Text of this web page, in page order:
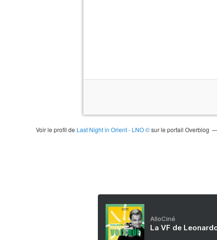
Voir le profil de Last Night in Orient - LNO ©sur le portail Overblog
AlloCiné
La VF de